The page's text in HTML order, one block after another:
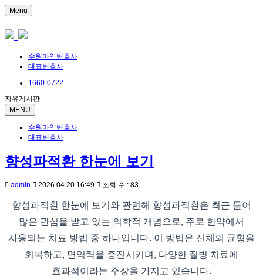
Menu
수원마약변호사
대표변호사
1660-0722
자유게시판
MENU
수원마약변호사
대표변호사
향성파적환 한눈에 보기
admin 2026.04.20 16:49 조회 수 : 83
향성파적환 한눈에 보기와 관련해 향성파적환은 최근 들어
많은 관심을 받고 있는 의학적 개념으로, 주로 한약에서
사용되는 치료 방법 중 하나입니다. 이 방법은 신체의 균형을
회복하고, 면역력을 증진시키며, 다양한 질병 치료에
효과적이라는 주장을 가지고 있습니다.